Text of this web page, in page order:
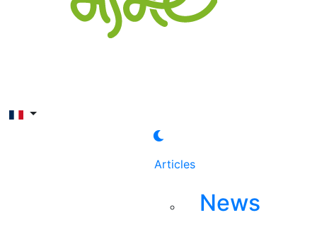
Articles
News